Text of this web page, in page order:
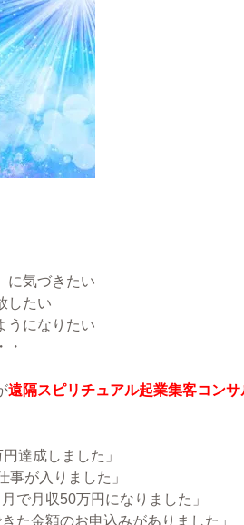
に気づきたい
したい
うになりたい
・
遠隔スピリチュアル起業集客コン
達成しました」
事が入りました」
で月収50万円になりました」
た金額のお申込みがありました」